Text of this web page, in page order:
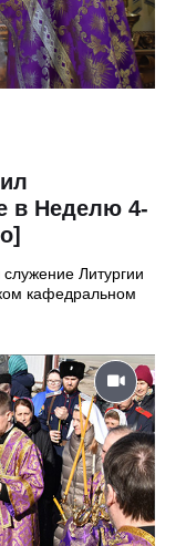
в Неделю 4-
Литургии
кафедральном